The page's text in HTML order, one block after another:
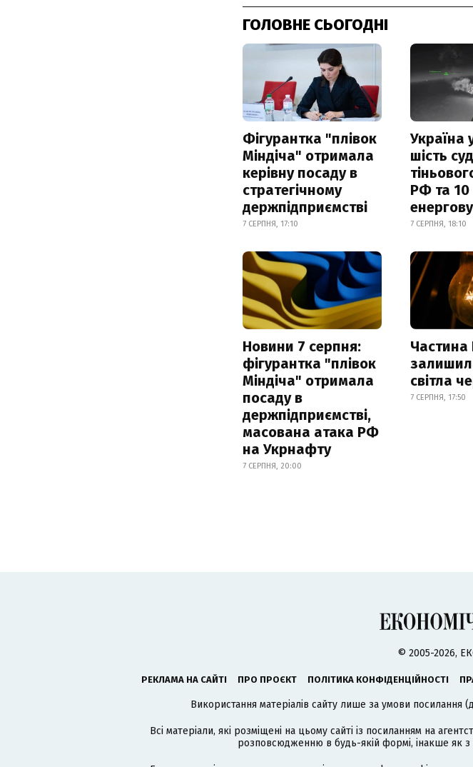
ГОЛОВНЕ СЬОГОДНІ
Фігурантка "плівок
Міндіча" отримала
керівну посаду в
стратегічному
держпідприємстві
7 СЕРПНЯ, 17:10
Україна
шість
РФ та 10
7 СЕРПНЯ, 18:10
Новини 7 серпня:
фігурантка "плівок
Міндіча" отримала
посаду в
держпідприємстві,
масована атака РФ
на Укрнафту
7 СЕРПНЯ, 20:00
Частина
світла
7 СЕРПНЯ, 17:50
© 2005-2026,
РЕКЛАМА НА САЙТІ ПРО ПРОЄКТ ПОЛІТИКА КОНФІДЕНЦІЙНОСТІ
Використання матеріалів сайту лише за умови посилання
Всі матеріали, які розміщені на цьому сайті із посиланням на
розповсюдженню в будь-якій формі, інакше як з